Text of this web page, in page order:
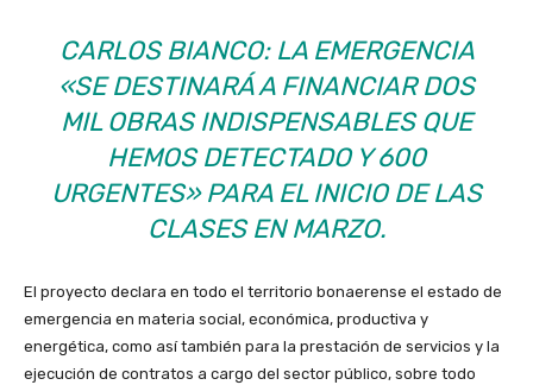
CARLOS BIANCO: LA EMERGENCIA
«SE DESTINARÁ A FINANCIAR DOS
MIL OBRAS INDISPENSABLES QUE
HEMOS DETECTADO Y 600
URGENTES» PARA EL INICIO DE LAS
CLASES EN MARZO.
El proyecto declara en todo el territorio bonaerense el estado de
emergencia en materia social, económica, productiva y
energética, como así también para la prestación de servicios y la
ejecución de contratos a cargo del sector público, sobre todo